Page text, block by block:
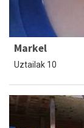
Markel
Uztailak 10